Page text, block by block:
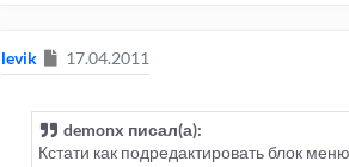
levik Сообщение
17.04.2011
demonx писал(а):
Кстати как подредактировать блок